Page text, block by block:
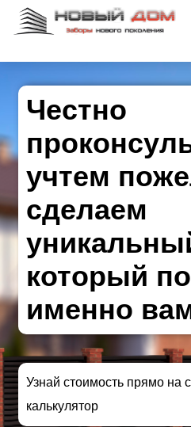
Честно
учтем
сделаем
который
именно
Узнай стоимость прямо на
калькулятор